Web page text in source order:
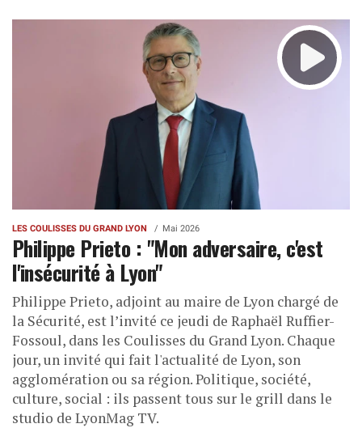
LES COULISSES DU GRAND LYON Mai 2026
Philippe Prieto : "Mon adversaire, c'est
l'insécurité à Lyon"
Philippe Prieto, adjoint au maire de Lyon chargé de
la Sécurité, est l’invité ce jeudi de Raphaël Ruffier-
Fossoul, dans les Coulisses du Grand Lyon. Chaque
jour, un invité qui fait l'actualité de Lyon, son
agglomération ou sa région. Politique, société,
culture, social : ils passent tous sur le grill dans le
studio de LyonMag TV.